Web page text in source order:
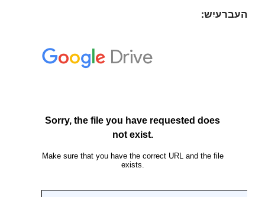
העברעיִש: